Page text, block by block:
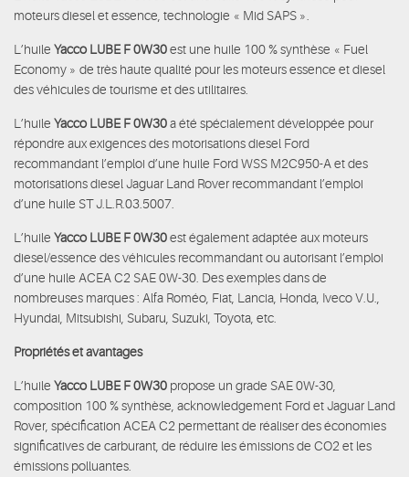
moteurs diesel et essence, technologie « Mid SAPS ».
L’huile Yacco LUBE F 0W30est une huile 100 % synthèse « Fuel
Economy » de très haute qualité pour les moteurs essence et diesel
des véhicules de tourisme et des utilitaires.
L’huile Yacco LUBE F 0W30a été spécialement développée pour
répondre aux exigences des motorisations diesel Ford
recommandant l’emploi d’une huile Ford WSS M2C950-A et des
motorisations diesel Jaguar Land Rover recommandant l’emploi
d’une huile ST J.L.R.03.5007.
L’huile Yacco LUBE F 0W30est également adaptée aux moteurs
diesel/essence des véhicules recommandant ou autorisant l’emploi
d’une huile ACEA C2 SAE 0W-30. Des exemples dans de
nombreuses marques : Alfa Roméo, Fiat, Lancia, Honda, Iveco V.U.,
Hyundai, Mitsubishi, Subaru, Suzuki, Toyota, etc.
Propriétés et avantages
L’huile Yacco LUBE F 0W30 propose un grade SAE 0W-30,
composition 100 % synthèse, acknowledgement Ford et Jaguar Land
Rover, spécification ACEA C2 permettant de réaliser des économies
significatives de carburant, de réduire les émissions de CO2 et les
émissions polluantes.